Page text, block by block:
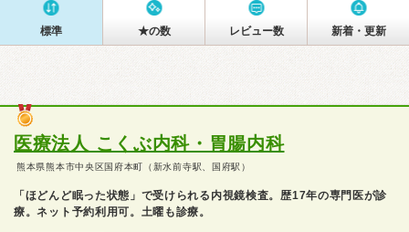
標準 ★の数 レビュー数 新着・更新
医療法人 こくぶ内科・胃腸内科
熊本県熊本市中央区国府本町（新水前寺駅、国府駅）
「ほどんど眠った状態」で受けられる内視鏡検査。歴17年の専門医が診
療。ネット予約利用可。土曜も診療。